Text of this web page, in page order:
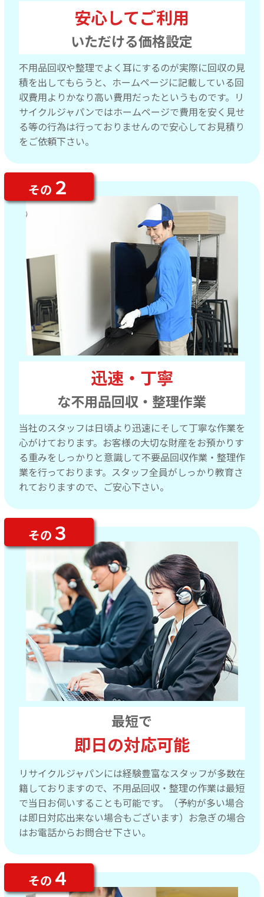
安心してご利用
いただける価格設定
不用品回収や整理でよく耳にするのが実際に回収の見
積を出してもらうと、ホームページに記載している回
収費用よりかなり高い費用だったというものです。リ
サイクルジャパンではホームページで費用を安く見せ
る等の行為は行っておりませんので安心してお見積り
をご依頼下さい。
迅速・丁寧
な不用品回収・整理作業
当社のスタッフは日頃より迅速にそして丁寧な作業を
心がけております。お客様の大切な財産をお預かりす
る重みをしっかりと意識して不要品回収作業・整理作
業を行っております。スタッフ全員がしっかり教育さ
れておりますので、ご安心下さい。
その ２
最短で
即日の対応可能
リサイクルジャパンには経験豊富なスタッフが多数在
籍しておりますので、不用品回収・整理の作業は最短
で当日お伺いすることも可能です。（予約が多い場合
は即日対応出来ない場合もございます）お急ぎの場合
はお電話からお問合せ下さい。
その ３
その ４